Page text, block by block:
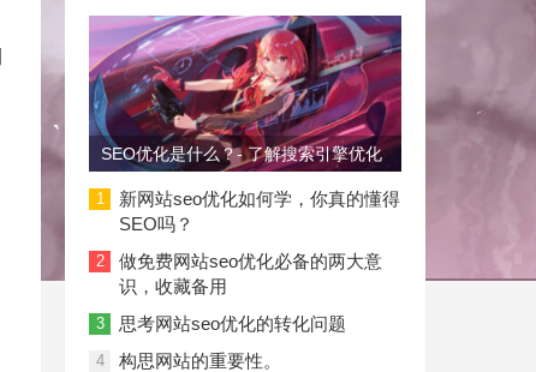
SEO优化是什么？- 了解搜索引擎优化
1
新网站seo优化如何学，你真的懂得
SEO吗？
2
做免费网站seo优化必备的两大意
识，收藏备用
3 思考网站seo优化的转化问题
4 构思网站的重要性。